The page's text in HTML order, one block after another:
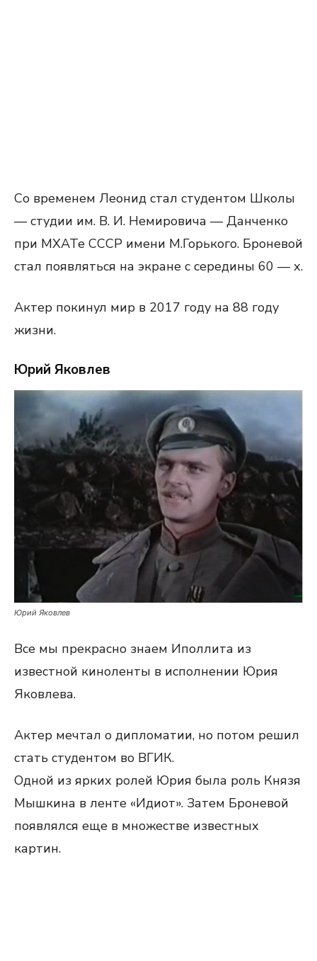
Со временем Леонид стал студентом Школы
— студии им. В. И. Немировича — Данченко
при МХАТе СССР имени М.Горького. Броневой
стал появляться на экране с середины 60 — х.
Актер покинул мир в 2017 году на 88 году
жизни.
Юрий Яковлев
Юрий Яковлев
Все мы прекрасно знаем Иполлита из
известной киноленты в исполнении Юрия
Яковлева.
Актер мечтал о дипломатии, но потом решил
стать студентом во ВГИК.
Одной из ярких ролей Юрия была роль Князя
Мышкина в ленте «Идиот». Затем Броневой
появлялся еще в множестве известных
картин.